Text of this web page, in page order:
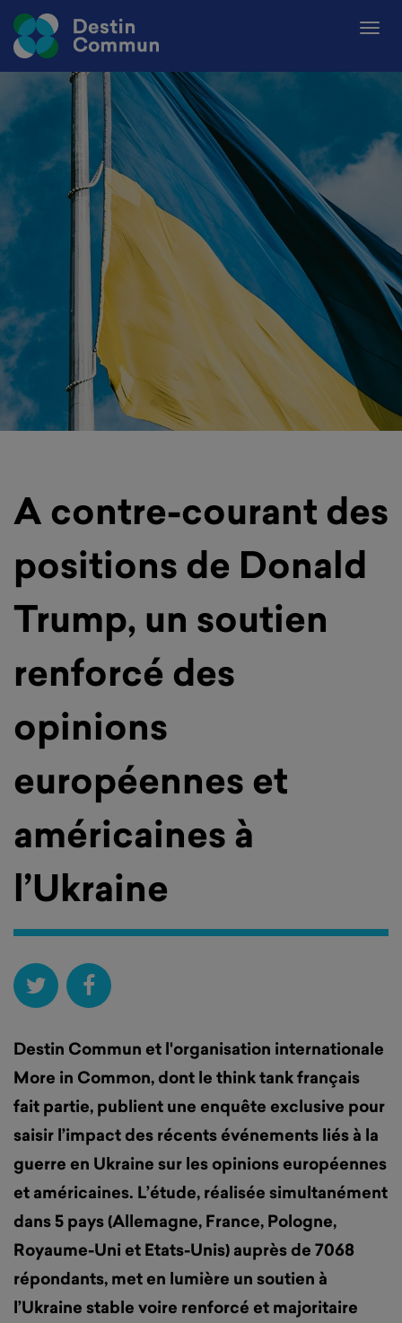
A contre-courant des
positions de Donald
Trump, un soutien
renforcé des
opinions
européennes et
américaines à
l’Ukraine
Destin Commun et l'organisation internationale
More in Common, dont le think tank français
fait partie, publient une enquête exclusive pour
saisir l’impact des récents événements liés à la
guerre en Ukraine sur les opinions européennes
et américaines. L’étude, réalisée simultanément
dans 5 pays (Allemagne, France, Pologne,
Royaume-Uni et Etats-Unis) auprès de 7068
répondants, met en lumière un soutien à
l’Ukraine stable voire renforcé et majoritaire